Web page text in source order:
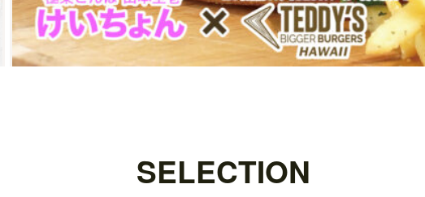
SELECTION